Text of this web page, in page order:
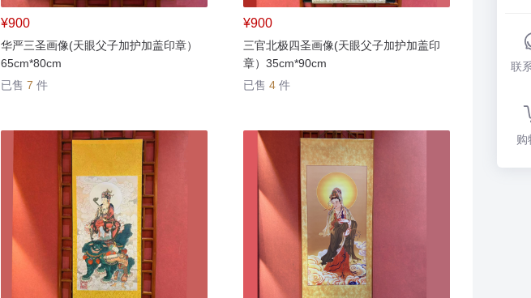
¥900
华严三圣画像(天眼父子加护加盖印章）
65cm*80cm
已售 7 件
¥900
三官北极四圣画像(天眼父子加护加盖印
章）35cm*90cm
已售 4 件
联
购